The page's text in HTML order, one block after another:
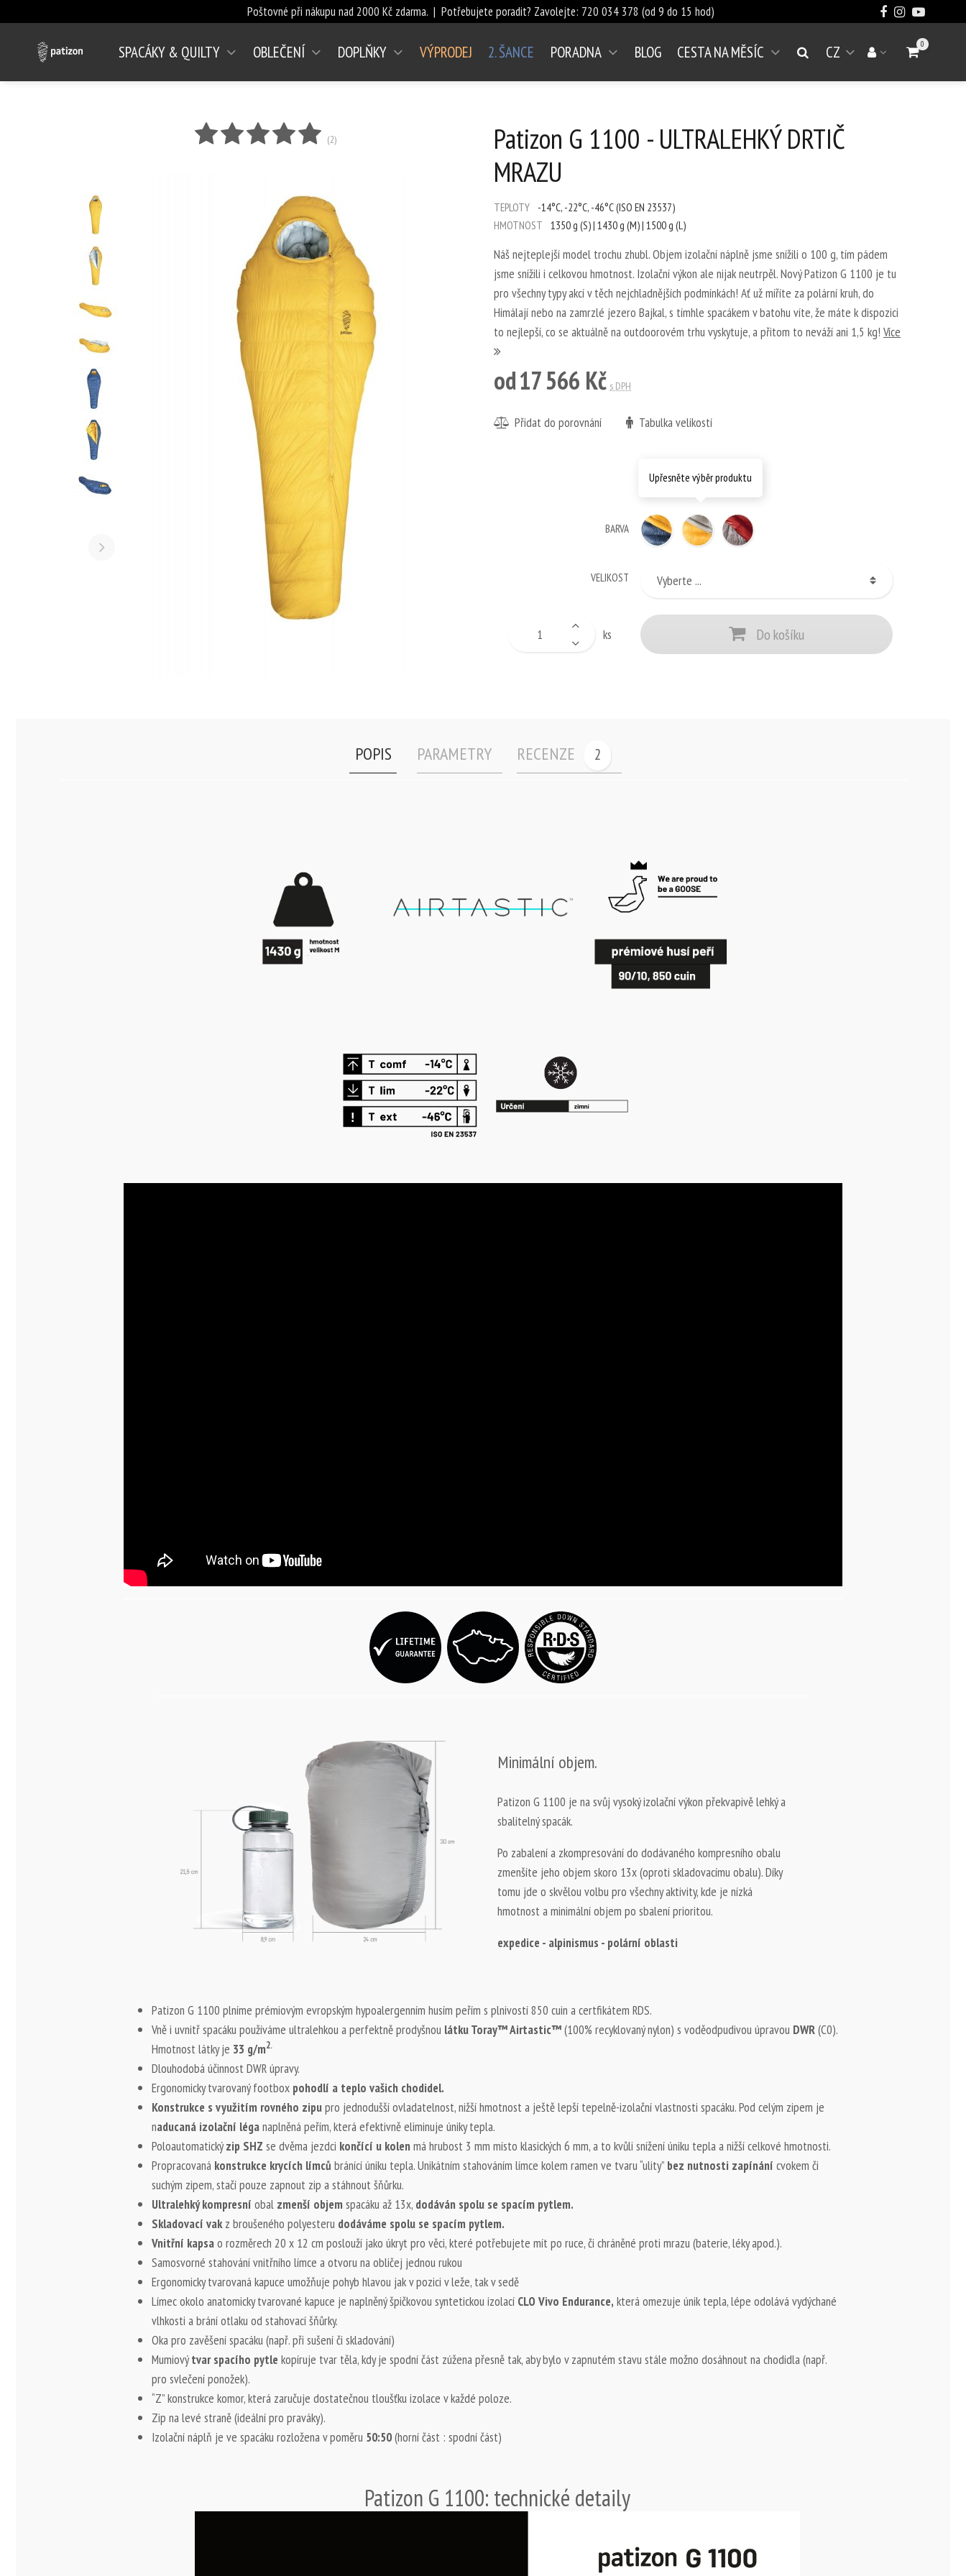
Poštovné při nákupu nad 2000 Kč zdarma. | Potřebujete poradit? Zavolejte: 720 034 378 (od 9 do 15 hod)
SPACÁKY & QUILTY OBLEČENÍ DOPLŇKY VÝPRODEJ 2. ŠANCE PORADNA BLOG CESTA NA MĚSÍC VyhledatCZ
Otevřít menu
Váš účet Přejít do
0
hvězda 1hvězda 2hvězda 3hvězda 4
(2)
Další
Patizon G 1100 - ULTRALEHKÝ DRTIČ
MRAZU
TEPLOTY -14°C, -22°C, -46°C (ISO EN 23537)
HMOTNOST 1350 g (S) | 1430 g (M) | 1500 g (L)
Náš nejteplejší model trochu zhubl. Objem izolační náplně jsme snížili o 100 g, tím pádem
jsme snížili i celkovou hmotnost. Izolační výkon ale nijak neutrpěl. Nový Patizon G 1100 je tu
pro všechny typy akcí v těch nejchladnějších podmínkách! Ať už míříte za polární kruh, do
Himálají nebo na zamrzlé jezero Bajkal, s tímhle spacákem v batohu víte, že máte k dispozici
to nejlepší, co se aktuálně na outdoorovém trhu vyskytuje, a přitom to neváží ani 1,5 kg! Více
od17 566 Kč s DPH
Přidat do porovnání Tabulka velikostí
Upřesněte výběr produktu
BARVA
VELIKOST
ks Do košíku
POPIS PARAMETRY RECENZE 2
Minimální objem.
Patizon G 1100 je na svůj vysoký izolační výkon překvapivě lehký a
sbalitelný spacák.
Po zabalení a zkompresování do dodávaného kompresního obalu
zmenšíte jeho objem skoro 13x (oproti skladovacímu obalu). Díky
tomu jde o skvělou volbu pro všechny aktivity, kde je nízká
hmotnost a minimální objem po sbalení prioritou.
expedice - alpinismus - polární oblasti
Patizon G 1100 plníme prémiovým evropským hypoalergenním husím peřím s plnivostí 850 cuin a certfikátem RDS.
Vně i uvnitř spacáku používáme ultralehkou a perfektně prodyšnou látku Toray™ Airtastic™(100% recyklovaný nylon) s voděodpudivou úpravou DWR(C0).
Hmotnost látky je 33 g/m2.
Dlouhodobá účinnost DWR úpravy.
Ergonomicky tvarovaný footbox pohodlí a teplo vašich chodidel.
Konstrukce s využitím rovného zipupro jednodušší ovladatelnost, nižší hmotnost a ještě lepší tepelně-izolační vlastnosti spacáku. Pod celým zipem je
naducaná izolační léga naplněná peřím, která efektivně eliminuje úniky tepla.
Poloautomatickýzip SHZ se dvěma jezdci končící u kolen má hrubost 3 mm místo klasických 6 mm, a to kvůli snížení úniku tepla a nižší celkové hmotnosti.
Propracovaná konstrukce krycích límců bránící úniku tepla. Unikátním stahováním límce kolem ramen ve tvaru “ulity” bez nutnosti zapínání cvokem či
suchým zipem, stačí pouze zapnout zip a stáhnout šňůrku.
Ultralehký kompresní obal zmenší objem spacáku až 13x, dodáván spolu se spacím pytlem.
Skladovací vak z broušeného polyesteru dodáváme spolu se spacím pytlem.
Vnitřní kapsa o rozměrech 20 x 12 cm poslouží jako úkryt pro věci, které potřebujete mít po ruce, či chráněné proti mrazu (baterie, léky apod.).
Samosvorné stahování vnitřního límce a otvoru na obličej jednou rukou
Ergonomicky tvarovaná kapuce umožňuje pohyb hlavou jak v pozici v leže, tak v sedě
Límec okolo anatomicky tvarované kapuce je naplněný špičkovou syntetickou izolací CLO Vivo Endurance, která omezuje únik tepla, lépe odolává vydýchané
vlhkosti a brání otlaku od stahovací šňůrky.
Oka pro zavěšení spacáku (např. při sušení či skladování)
Mumiovýtvar spacího pytle kopíruje tvar těla, kdy je spodní část zúžena přesně tak, aby bylo v zapnutém stavu stále možno dosáhnout na chodidla (např.
pro svlečení ponožek).
“Z” konstrukce komor, která zaručuje dostatečnou tloušťku izolace v každé poloze.
Zip na levé straně (ideální pro praváky).
Izolační náplň je ve spacáku rozložena v poměru 50:50(horní část : spodní část)
Patizon G 1100: technické detaily